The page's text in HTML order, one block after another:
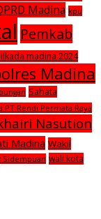
Madina kpu
Pemkab
madina 2024
Madina
Sahata
PT Rendi Permata Raya
Nasution
Madina Wakil
Sidempuan wali kota